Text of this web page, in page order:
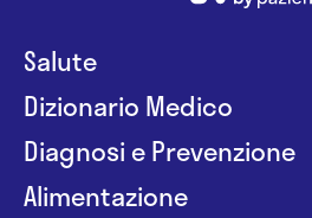
Salute
Dizionario Medico
Diagnosi e Prevenzione
Alimentazione